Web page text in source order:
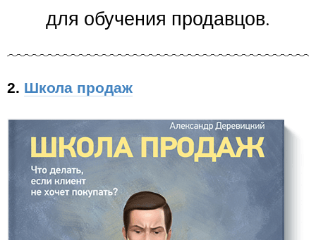
для обучения продавцов.
2. Школа продаж